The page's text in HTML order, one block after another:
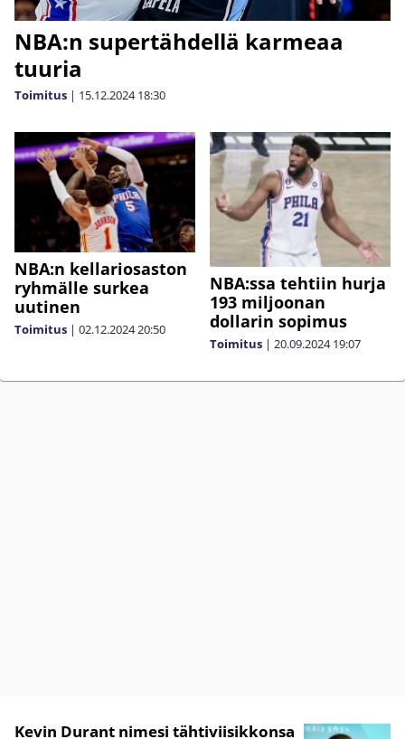
NBA:n supertähdellä karmeaa
tuuria
Toimitus | 15.12.2024 18:30
NBA:n kellariosaston
ryhmälle surkea
uutinen
Toimitus | 02.12.202420:50
NBA:ssa tehtiin hurja
193 miljoonan
dollarin sopimus
Toimitus | 20.09.2024 19:07
Kevin Durant nimesi tähtiviisikkonsa